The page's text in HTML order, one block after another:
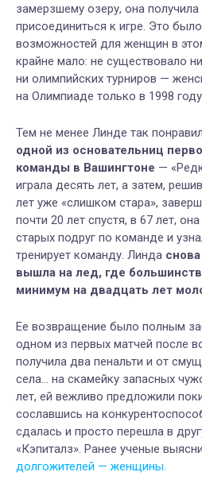
замерзшему озеру, она
присоединиться к игре. Это
возможностей для женщин в
крайне мало: не существовало
ни олимпийских турниров —
на Олимпиаде только в 1998
Тем не менее Линде так
одной из основательниц
команды в Вашингтоне —
играла десять лет, а затем,
лет уже «слишком стара»,
почти 20 лет спустя, в 67 лет,
старых подруг по команде и
тренирует команду. Линда
вышла на лед, где
минимум на двадцать лет
Ее возвращение было полным
одном из первых матчей после
получила два пенальти и от
села… на скамейку запасных
лет, ей вежливо предложили
сославшись на
сдалась и просто перешла в
«Кэпиталз». Ранее ученые
долгожителей — женщины.